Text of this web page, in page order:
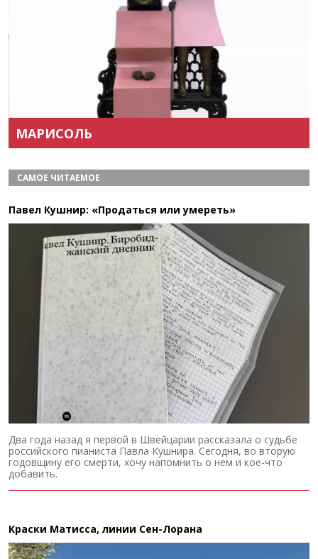
МАРИСОЛЬ
САМОЕ ЧИТАЕМОЕ
Павел Кушнир: «Продаться или умереть»
Два года назад я первой в Швейцарии рассказала о судьбе
российского пианиста Павла Кушнира. Сегодня, во вторую
годовщину его смерти, хочу напомнить о нем и кое-что
добавить.
Краски Матисса, линии Сен-Лорана